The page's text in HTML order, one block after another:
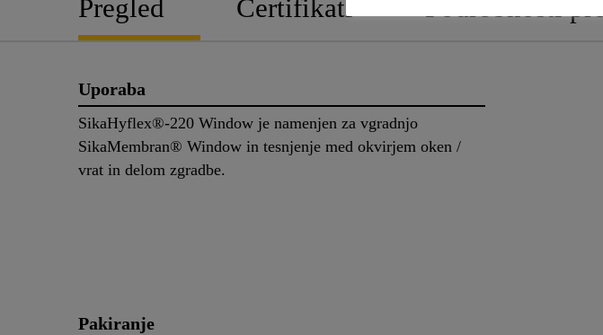
Pregled Certifikati
Uporaba
SikaHyflex®-220 Window je namenjen za vgradnjo
SikaMembran® Window in tesnjenje med okvirjem oken /
vrat in delom zgradbe.
Pakiranje